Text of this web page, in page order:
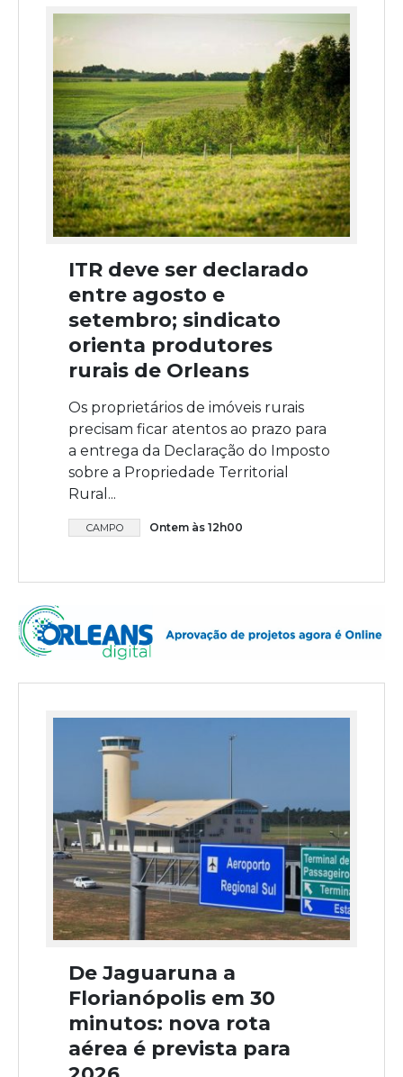
ITR deve ser declarado
entre agosto e
setembro; sindicato
orienta produtores
rurais de Orleans
Os proprietários de imóveis rurais
precisam ficar atentos ao prazo para
a entrega da Declaração do Imposto
sobre a Propriedade Territorial
Rural...
CAMPO Ontem às 12h00
De Jaguaruna a
Florianópolis em 30
minutos: nova rota
aérea é prevista para